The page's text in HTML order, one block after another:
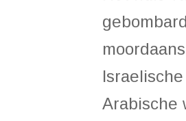
Arabische